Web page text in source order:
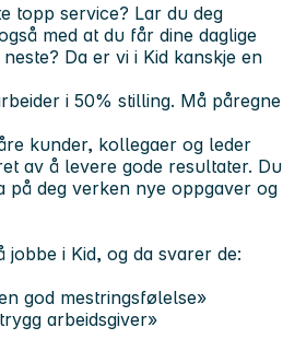
topp service? Lar du deg
med at du får dine daglige
Da er vi i Kid kanskje en
i 50% stilling. Må påregne
kunder, kollegaer og leder
av å levere gode resultater. Du
på deg verken nye oppgaver og
i Kid, og da svarer de:
god mestringsfølelse»
arbeidsgiver»